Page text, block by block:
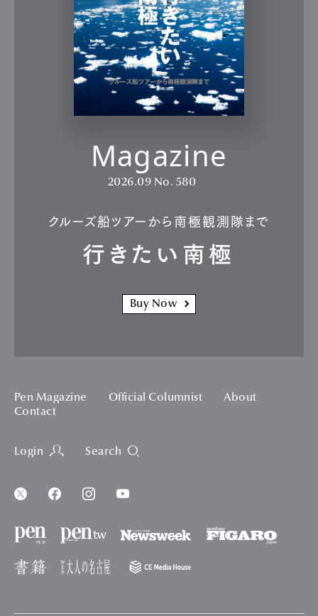
Magazine
2026.09 No. 580
クルーズ船ツアーから南極観測隊まで
行きたい南極
Buy Now
Pen Magazine Official Columnist
About
Contact
Login Search